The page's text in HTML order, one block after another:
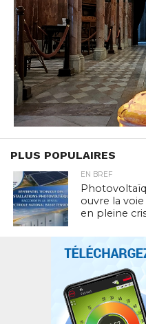
PLUS POPULAIRES
EN BREF
ouvre la
en pleine